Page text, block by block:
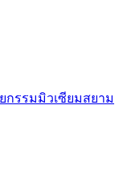
รรมมิวเซียมสยาม